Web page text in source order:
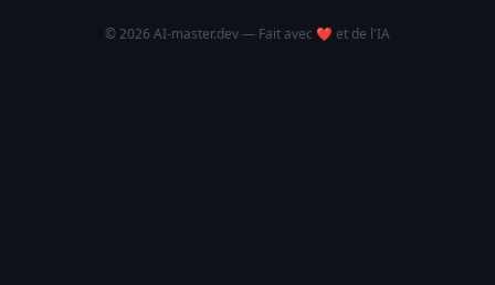
© 2026 AI-master.dev — Fait avec ❤️ et de l'IA